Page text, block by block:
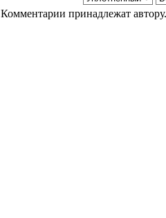
Комментарии принадлежат